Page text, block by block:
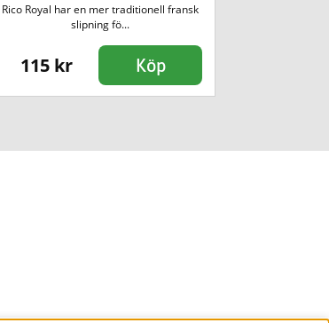
Rico Royal har en mer traditionell fransk
slipning fö...
115 kr Köp